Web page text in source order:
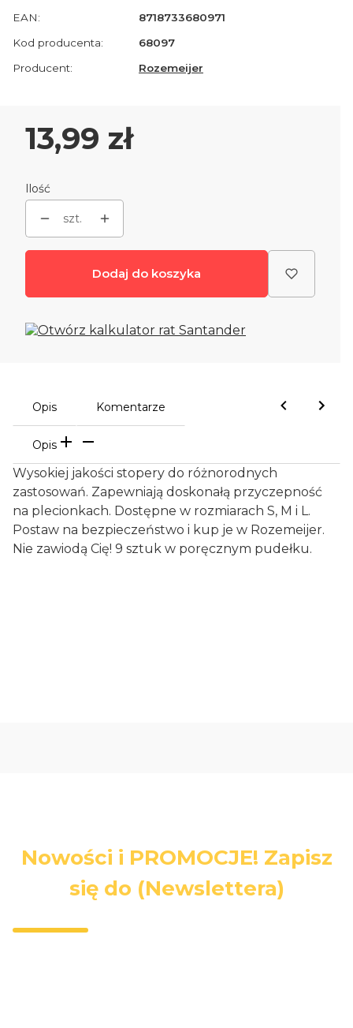
EAN:
8718733680971
Kod producenta:
68097
Producent:
Rozemeijer
Cena
13,99 zł
Ilość
szt.
Dodaj do koszyka
Opis Komentarze
Opis
Wysokiej jakości stopery do różnorodnych
zastosowań. Zapewniają doskonałą przyczepność
na plecionkach. Dostępne w rozmiarach S, M i L.
Postaw na bezpieczeństwo i kup je w Rozemeijer.
Nie zawiodą Cię! 9 sztuk w poręcznym pudełku.
Nowości i PROMOCJE! Zapisz
się do (Newslettera)